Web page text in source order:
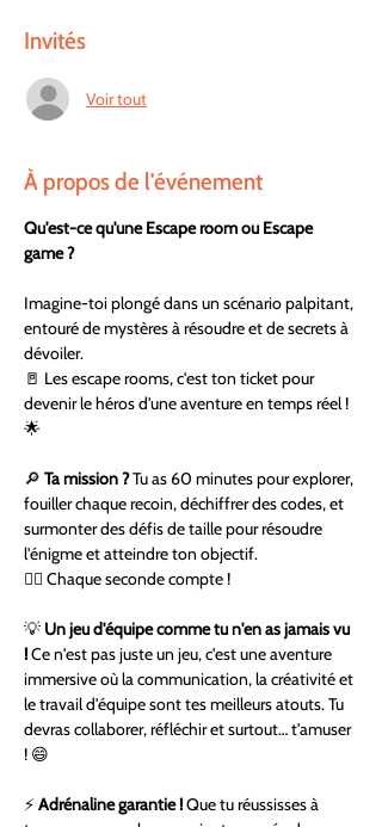
Invités
Voir tout
À propos de l'événement
Qu'est-ce qu'une Escape room ou Escape
game ?
Imagine-toi plongé dans un scénario palpitant,
entouré de mystères à résoudre et de secrets à
dévoiler.
🚪 Les escape rooms, c'est ton ticket pour
devenir le héros d'une aventure en temps réel !
🌟
🔎 Ta mission ? Tu as 60 minutes pour explorer,
fouiller chaque recoin, déchiffrer des codes, et
surmonter des défis de taille pour résoudre
l'énigme et atteindre ton objectif.
🕵️‍♂️ Chaque seconde compte !
💡 Un jeu d'équipe comme tu n'en as jamais vu
! Ce n'est pas juste un jeu, c'est une aventure
immersive où la communication, la créativité et
le travail d'équipe sont tes meilleurs atouts. Tu
devras collaborer, réfléchir et surtout… t'amuser
! 😄
⚡ Adrénaline garantie ! Que tu réussisses à